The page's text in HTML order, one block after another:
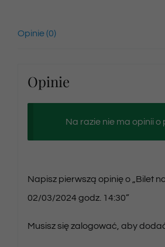
14:30
Opinie (0)
Opinie
Na razie nie ma opinii o
Napisz pierwszą opinię o „Bilet
02/03/2024 godz. 14:30”
Musisz sięzalogować , aby